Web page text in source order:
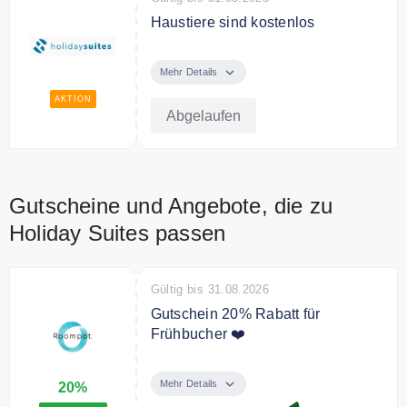
AKTION
Haustiere sind kostenlos
Haustier bei Holiday Suites.
Mehr Details
Abgelaufen
Gutscheine und Angebote, die zu
Holiday Suites passen
20%
Gültig bis 31.08.2026
Gutschein 20% Rabatt für
Frühbucher ❤️
Frühbucher Rabatten bis 20% bei
Mehr Details